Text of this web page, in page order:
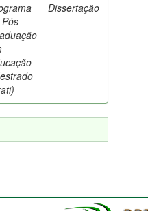
Dissertação